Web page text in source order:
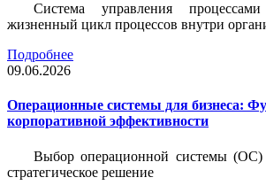
Система управления
жизненный цикл процессов внутри
Подробнее
09.06.2026
Операционные системы для бизнеса:
корпоративной эффективности
Выбор операционной системы
стратегическое решение